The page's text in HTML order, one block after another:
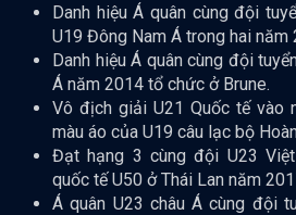
Danh hiệu Á quân cùng đội
U19 Đông Nam Á trong hai năm
Danh hiệu Á quân cùng đội
Á năm 2014 tổ chức ở Brune.
Vô địch giải U21 Quốc tế vào
màu áo của U19 câu lạc bộ
Đạt hạng 3 cùng đội U23
quốc tế U50 ở Thái Lan năm
Á quân U23 châu Á cùng đội